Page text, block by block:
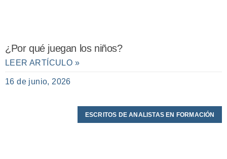
¿Por qué juegan los niños?
LEER ARTÍCULO »
16 de junio, 2026
ESCRITOS DE ANALISTAS EN FORMACIÓN